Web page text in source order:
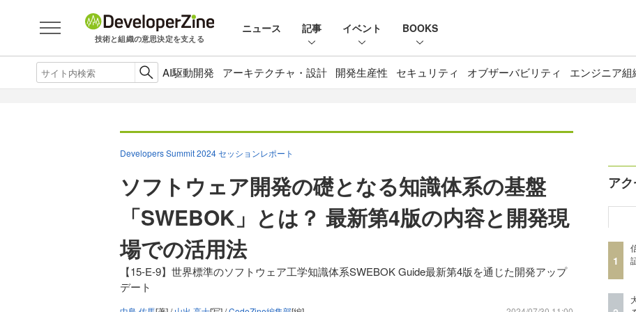
技術と組織の意思決定を支える
ニュース 記事 イベント BOOKS
AI駆動開発 アーキテクチャ・設計 開発生産性 セキュリティ オブザーバビリティ エンジニア組
Developers Summit 2024 セッションレポート
ソフトウェア開発の礎となる知識体系の基盤
「SWEBOK」とは？ 最新第4版の内容と開発現
場での活用法
【15-E-9】世界標準のソフトウェア工学知識体系SWEBOK Guide最新第4版を通じた開発アップ
デート
ア
1